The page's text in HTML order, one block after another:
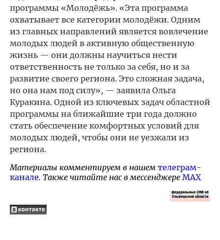
программы «Молодёжь». «Эта программа
охватывает все категории молодёжи. Одним
из главных направлений является вовлечение
молодых людей в активную общественную
жизнь — они должны научиться нести
ответственность не только за себя, но и за
развитие своего региона. Это сложная задача,
но она нам под силу», — заявила Ольга
Куракина. Одной из ключевых задач областной
программы на ближайшие три года должно
стать обеспечение комфортных условий для
молодых людей, чтобы они не уезжали из
региона.
Материалы комментируем в нашем телеграм-
канале. Также читайте нас в мессенджере MAX